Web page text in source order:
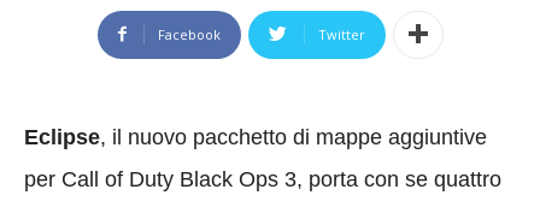
Facebook Twitter
Eclipse, il nuovo pacchetto di mappe aggiuntive
per Call of Duty Black Ops 3, porta con se quattro